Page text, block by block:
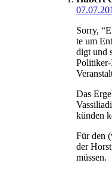
Sor­ry,
te um
digt und
Das
kün­den
Für den
der
müssen.